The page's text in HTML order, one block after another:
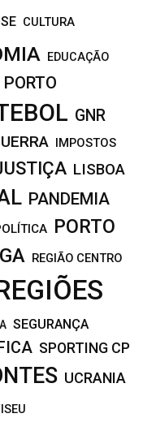
CULTURA
EDUCAÇÃO
PORTO
GNR
IMPOSTOS
LISBOA
PANDEMIA
PORTO
REGIÃO CENTRO
SEGURANÇA
SPORTING CP
UCRANIA